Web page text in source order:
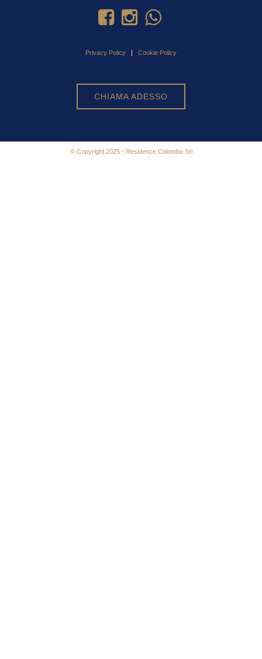
Privacy Policy Cookie Policy
CHIAMA ADESSO
© Copyright 2025 - Residence Colombo Srl